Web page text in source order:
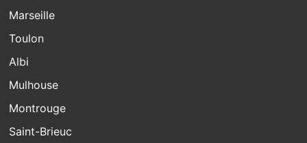
Marseille
Toulon
Albi
Mulhouse
Montrouge
Saint-Brieuc